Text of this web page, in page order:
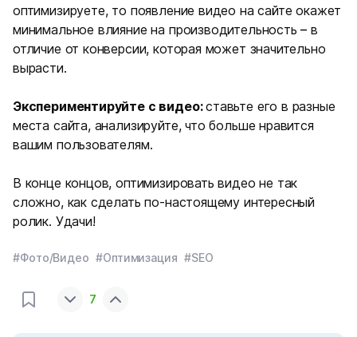
оптимизируете, то появление видео на сайте окажет
минимальное влияние на производительность– в
отличие от конверсии, которая может значительно
вырасти.
Экспериментируйте с видео:ставьте его в разные
места сайта, анализируйте, что больше нравится
вашим пользователям.
В конце концов, оптимизировать видео не так
сложно, как сделать по-настоящему интересный
ролик. Удачи!
#Фото/Видео #Оптимизация #SEO
7